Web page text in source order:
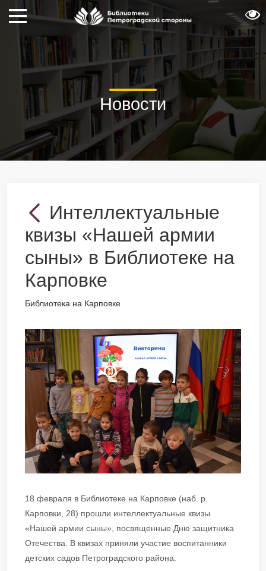
Новости
Интеллектуальные
квизы «Нашей армии
сыны» в Библиотеке на
Карповке
Библиотека на Карповке
18 февраля в Библиотеке на Карповке (наб. р.
Карповки, 28) прошли интеллектуальные квизы
«Нашей армии сыны», посвященные Дню защитника
Отечества. В квизах приняли участие воспитанники
детских садов Петроградского района.